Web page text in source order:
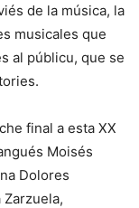
de la música, la
musicales que
al públicu, que se
final a esta XX
Moisés
Dolores